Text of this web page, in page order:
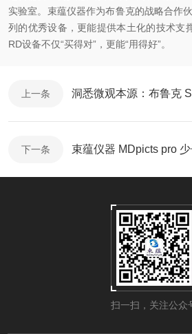
实验室。束蕴仪器作为布鲁克的战略合作
列的优秀设备，更能提供本土化的技术支
RD设备不仅“买得对”，更能“用得好”。
上一条
下一条
扫一扫，关注公众